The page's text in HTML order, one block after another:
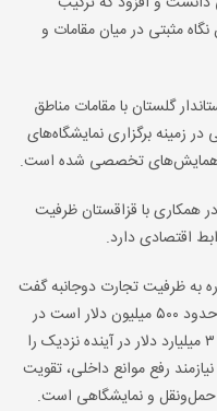
مثبتی در میان مقامات و
گلستان با مقامات مناطق
در زمینه برگزاری نمایشگاه‌های
همایش‌های تخصصی شده است.
همکاری با قزاقستان ظرفیت
اقتصادی دارد.
به ظرفیت تجارت دوجانبه گفت
در حال حاضر حجم مبادلات میان دو کشور حدود ۵۰۰ میلیون دلار است در
حالی که هدف‌گذاری انجام شده رسیدن به ۳ میلیارد دلار در آینده نزدیک را
رفع موانع داخلی، تقویت
حمل‌ونقل و نمایشگاهی است.